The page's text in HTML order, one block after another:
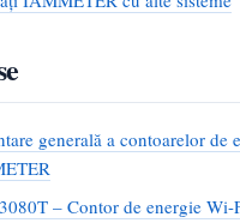
generală a contoarelor de
– Contor de energie